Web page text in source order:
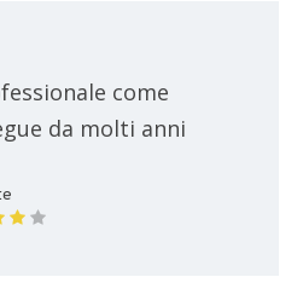
come
da molti anni